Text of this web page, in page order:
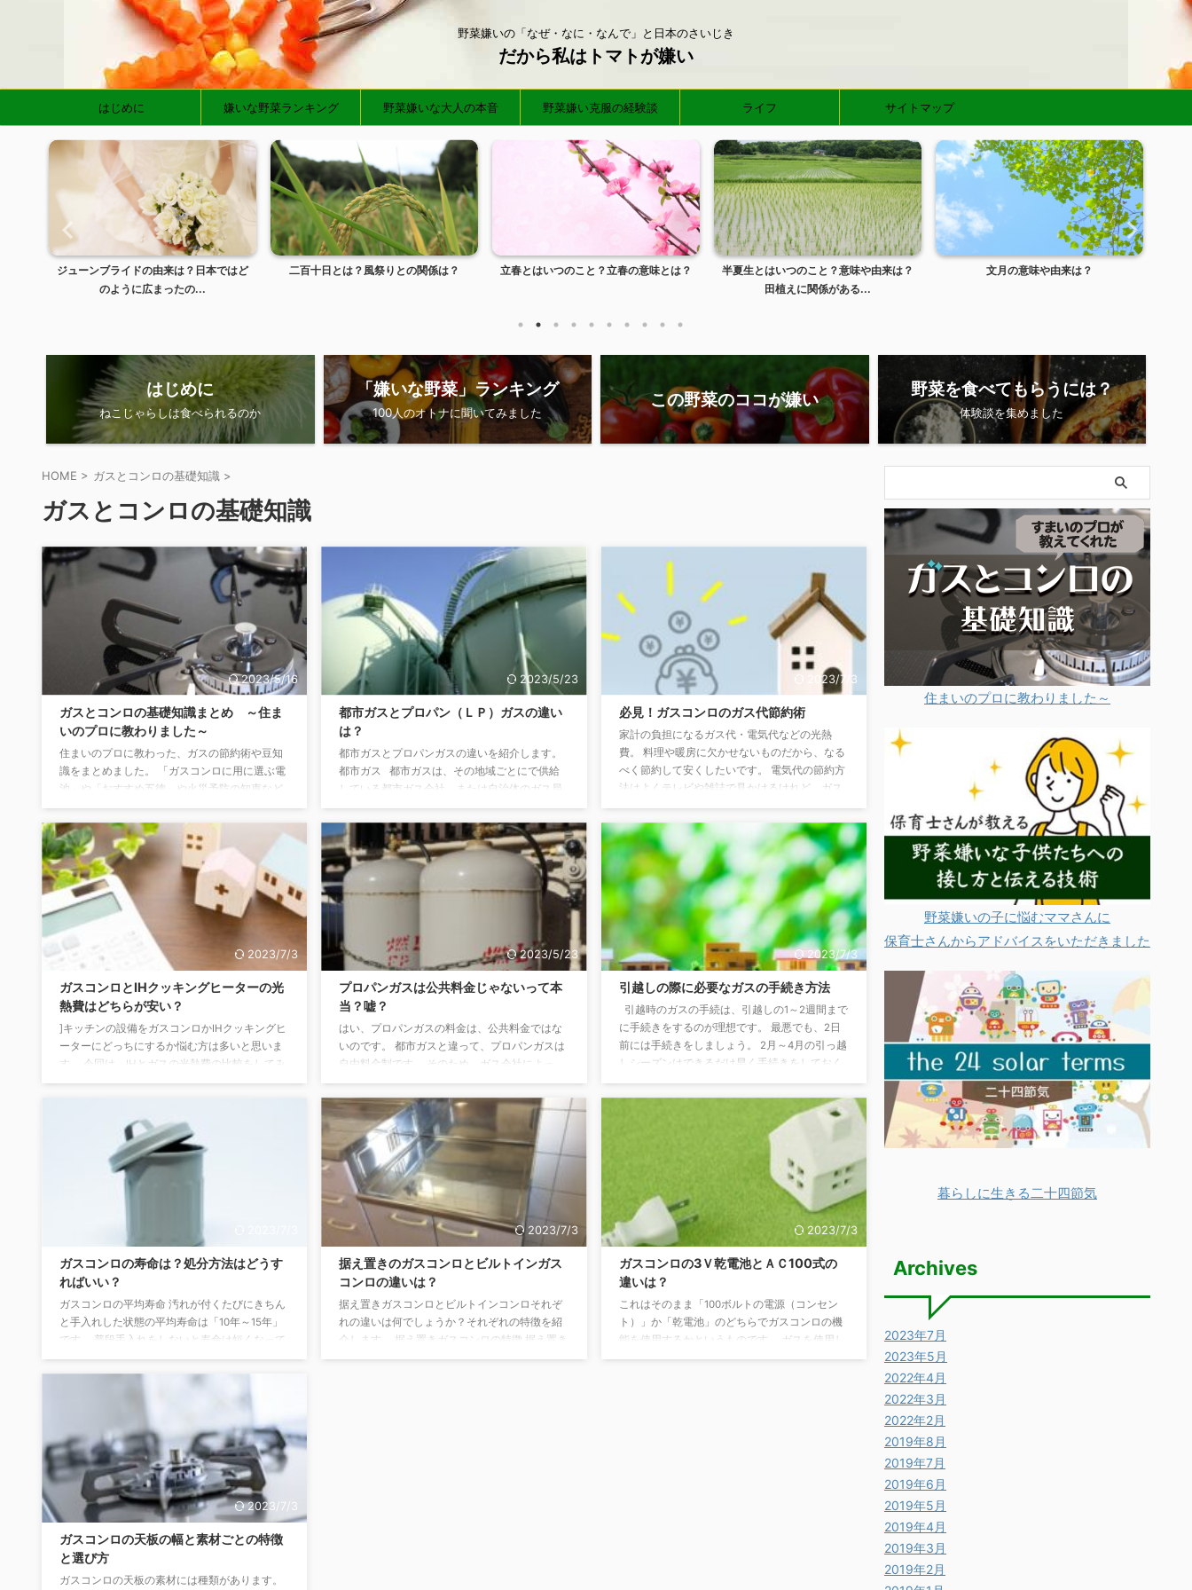
野菜嫌いの「なぜ・なに・なんで」と日本のさいじき
だから私はトマトが嫌い
はじめに 嫌いな野菜ランキング 野菜嫌いな大人の本音 野菜嫌い克服の経験談 ライフ サイトマップ
ジューンブライドの由来は？日本ではど
のように広まったの...
二百十日とは？風祭りとの関係は？ 立春とはいつのこと？立春の意味とは？
半夏生とはいつのこと？意味や由来は？
田植えに関係がある...
文月の意味や由来は？
はじめに
ねこじゃらしは食べられるのか
「嫌いな野菜」ランキング
100人のオトナに聞いてみました
この野菜のココが嫌い 野菜を食べてもらうには？
体験談を集めました
HOME > ガスとコンロの基礎知識 >
ガスとコンロの基礎知識
2023/5/16
ガスとコンロの基礎知識まとめ ～住ま
いのプロに教わりました～
住まいのプロに教わった、ガスの節約術や豆知
識をまとめました。 「ガスコンロに用に選ぶ電
池」や「おすすめ五徳」や火災予防の知恵など
もご紹介しています！ ガスやコンロの基礎知識
サムネイル付き一覧はこちら ガス代の節約って
できるの？ 必見！ガスコンロのガス代節約術
記事を読む ガスコンロとIHクッキングヒータ
ーの光熱費はどちらが安い 記事を読む ガスコ
ンロの電池はマンガン電池とアルカリ電池どっ
ちが良いの？ 記事を読む 引越や買い替え時
のポイント 意外と知らない？ 都 ...
2023/5/23
都市ガスとプロパン（ＬＰ）ガスの違い
は？
都市ガスとプロパンガスの違いを紹介します。
都市ガス 都市ガスは、その地域ごとにで供給
している都市ガス会社、または自治体のガス局
と供給契約を交わして使用します。 全国に200
以上のガス事業者があります。 都市ガスの原料
メタン（燃える気体）を主な成分に持つ天然ガ
スを、都市ガスと呼びます。 現在は、海外から
輸入する液化天然ガス(LNG)が大半を占めてい
ます。 元々は「無色・無臭」ですが、ガス漏れ
時にすぐに気が付くよう匂いをつけてある。 都
り、体積が6 ...
2023/7/3
必見！ガスコンロのガス代節約術
家計の負担になるガス代・電気代などの光熱
費。 料理や暖房に欠かせないものだから、なる
べく節約して安くしたいです。 電気代の節約方
法はよくテレビや雑誌で見かけるけれど、ガス
しょうか？ ガス代はガスコンロの使い方次第で
節約をすることができます！ 今回はその方法を
紹介していきます。 毎月のガス代を削ることが
できれば、家計も少し楽になるのに…という方
必見です。 住宅設備のプロが、ガス代節約のコ
ツを教えてくれました。 ガスコンロでガス代を
節約するためのポイント &nbsp ...
2023/7/3
ガスコンロとIHクッキングヒーターの光
熱費はどちらが安い？
]キッチンの設備をガスコンロかIHクッキングヒ
ーターにどっちにするか悩む方は多いと思いま
す。 今回は、IHとガスの光熱費の比較をしてみ
たいと思います！ キッチンの設備をどちらにす
い。 ガスコンロの特徴 ガスコンロは、どなたで
もなじみのある調理器具。 土鍋からホーローの
鍋まで幅広い調理器具が使える上、炒め物や炊
飯など強い火力が必要な料理ができます。 IHに
比べるとガスコンロは使い慣れている人が多い
2023/5/23
プロパンガスは公共料金じゃないって本
当？嘘？
はい、プロパンガスの料金は、公共料金ではな
いのです。 都市ガスと違って、プロパンガスは
自由料金制です。 そのため、ガス会社によっ
て、良心的な値段だったり、高値だったりと幅
が出るという事態が発生します。 地域によって
は2倍以上もプロパンガスの方が高くつくことも
あるんですよ。 ここでは、プロパンガスを使用
する時に、ガス会社選択で損をしないために知
っておくべきことをご紹介します。 公共料金
って何？ 公共料金は、総務省の『消費者物価指
数年報』の分類で「公共料金」とされる商品や
サービスの価格のことです ...
2023/7/3
引越しの際に必要なガスの手続き方法
引越時のガスの手続は、引越しの1～2週間まで
に手続きをするのが理想です。 最悪でも、2日
前には手続きをしましょう。 2月～4月の引っ越
しシーズンはできるだけ早く手続きをしておく
といいです。 ガスの使用中止はどうするの？ ガ
ス会社に電話又はホームページから連絡しま
す。 連絡時には以下の情報を準備しておきまし
ょう。 <必要な情報> ・契約者情報 ・現住所 ・
号（連絡のとれる携帯電話など） ・ご使用中止
希望日（引越し日時） ・ご訪問希望時間帯 ...
ガスコンロの寿命は？処分方法はどうす
ればいい？
ガスコンロの平均寿命 汚れが付くたびにきちん
と手入れした状態の平均寿命は「10年～15年」
です。 普段手入れをしないと寿命は短くなって
いきます。 きちんと手入れしていれば15年以上
使用できる場合もあります。 しかし、沸騰させ
う。 使用頻度、使い方によって年数は変わって
きます。メーカー側に部品があるのは10年のよ
うです。 ガスコンロの不具合 ガスコンロに不具
合が生じるようになったら①スムーズに点火し
ない ほとんどのガスコンロ ...
2023/7/3
据え置きのガスコンロとビルトインガス
コンロの違いは？
据え置きガスコンロとビルトインコンロそれぞ
れの違いは何でしょうか？それぞれの特徴を紹
介します。 据え置きガスコンロの特徴 据え置き
ガスコンロ又はガスーテーブルと言われていま
2023/7/3
ガスコンロの3Ｖ乾電池とＡＣ100式の
違いは？
これはそのまま「100ボルトの電源（コンセン
ト）」か「乾電池」のどちらでガスコンロの機
能を使用するかというものです。 ガスを使用し
ているのに電池や電源コンセントが必要なの？
2023/7/3
ガスコンロの天板の幅と素材ごとの特徴
と選び方
ガスコンロの天板の素材には種類があります。
住まいのプロに教わりました～
野菜嫌いの子に悩むママさんに
保育士さんからアドバイスをいただきました
暮らしに生きる二十四節気
Archives
2023年7月
2023年5月
2022年4月
2022年3月
2022年2月
2019年8月
2019年7月
2019年6月
2019年5月
2019年4月
2019年3月
2019年2月